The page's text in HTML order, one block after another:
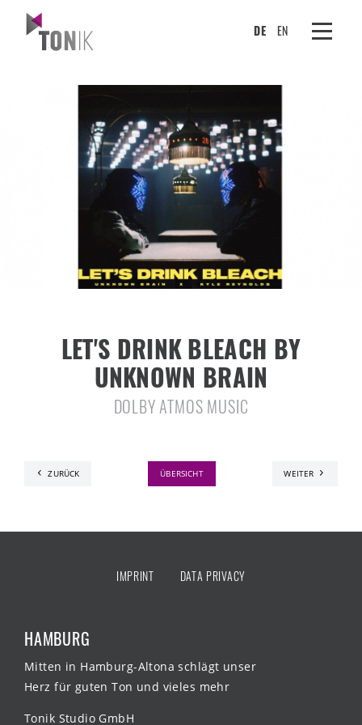
DE EN
LET'S DRINK BLEACH BY
UNKNOWN BRAIN
DOLBY ATMOS MUSIC
ZURÜCK ÜBERSICHT WEITER
IMPRINT DATA PRIVACY
HAMBURG
Mitten in Hamburg-Altona schlägt unser
Herz für guten Ton und vieles mehr
Tonik Studio GmbH